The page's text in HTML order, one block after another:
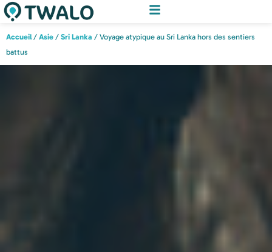
Accueil/ Asie / Sri Lanka / Voyage atypique au Sri Lanka hors des sentiers
battus